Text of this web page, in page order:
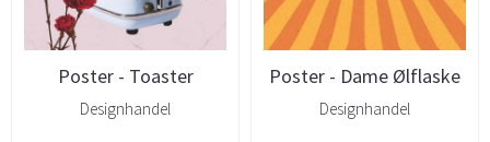
Poster - Toaster
Designhandel
Poster - Dame Ølflaske
Designhandel